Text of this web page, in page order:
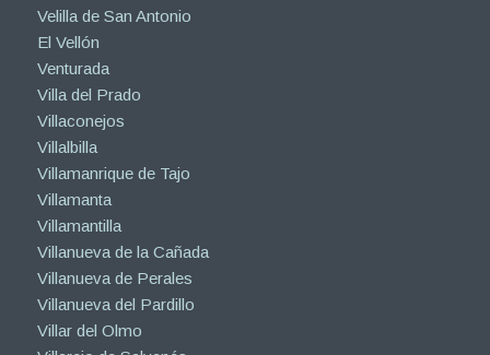
Velilla de San Antonio
El Vellón
Venturada
Villa del Prado
Villaconejos
Villalbilla
Villamanrique de Tajo
Villamanta
Villamantilla
Villanueva de la Cañada
Villanueva de Perales
Villanueva del Pardillo
Villar del Olmo